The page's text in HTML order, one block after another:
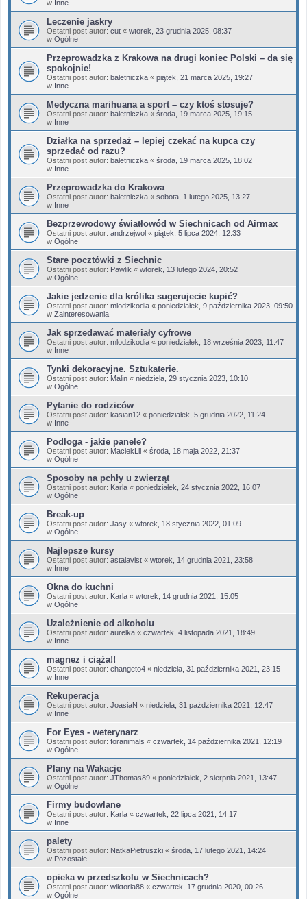
w Inne
Leczenie jaskry
Ostatni post autor: cut « wtorek, 23 grudnia 2025, 08:37
w Ogólne
Przeprowadzka z Krakowa na drugi koniec Polski – da się
spokojnie!
Ostatni post autor: baletniczka « piątek, 21 marca 2025, 19:27
w Inne
Medyczna marihuana a sport – czy ktoś stosuje?
Ostatni post autor: baletniczka « środa, 19 marca 2025, 19:15
w Inne
Działka na sprzedaż – lepiej czekać na kupca czy
sprzedać od razu?
Ostatni post autor: baletniczka « środa, 19 marca 2025, 18:02
w Inne
Przeprowadzka do Krakowa
Ostatni post autor: baletniczka « sobota, 1 lutego 2025, 13:27
w Inne
Bezprzewodowy światłowód w Siechnicach od Airmax
Ostatni post autor: andrzejwol « piątek, 5 lipca 2024, 12:33
w Ogólne
Stare pocztówki z Siechnic
Ostatni post autor: Pawlik « wtorek, 13 lutego 2024, 20:52
w Ogólne
Jakie jedzenie dla królika sugerujecie kupić?
Ostatni post autor: mlodzikodia « poniedziałek, 9 października 2023, 09:50
w Zainteresowania
Jak sprzedawać materiały cyfrowe
Ostatni post autor: mlodzikodia « poniedziałek, 18 września 2023, 11:47
w Inne
Tynki dekoracyjne. Sztukaterie.
Ostatni post autor: Malin « niedziela, 29 stycznia 2023, 10:10
w Ogólne
Pytanie do rodziców
Ostatni post autor: kasian12 « poniedziałek, 5 grudnia 2022, 11:24
w Inne
Podłoga - jakie panele?
Ostatni post autor: MaciekLll « środa, 18 maja 2022, 21:37
w Ogólne
Sposoby na pchły u zwierząt
Ostatni post autor: Karla « poniedziałek, 24 stycznia 2022, 16:07
w Ogólne
Break-up
Ostatni post autor: Jasy « wtorek, 18 stycznia 2022, 01:09
w Ogólne
Najlepsze kursy
Ostatni post autor: astalavist « wtorek, 14 grudnia 2021, 23:58
w Inne
Okna do kuchni
Ostatni post autor: Karla « wtorek, 14 grudnia 2021, 15:05
w Ogólne
Uzależnienie od alkoholu
Ostatni post autor: aurelka « czwartek, 4 listopada 2021, 18:49
w Inne
magnez i ciąża!!
Ostatni post autor: ehangeto4 « niedziela, 31 października 2021, 23:15
w Inne
Rekuperacja
Ostatni post autor: JoasiaN « niedziela, 31 października 2021, 12:47
w Inne
For Eyes - weterynarz
Ostatni post autor: foranimals « czwartek, 14 października 2021, 12:19
w Ogólne
Plany na Wakacje
Ostatni post autor: JThomas89 « poniedziałek, 2 sierpnia 2021, 13:47
w Ogólne
Firmy budowlane
Ostatni post autor: Karla « czwartek, 22 lipca 2021, 14:17
w Inne
palety
Ostatni post autor: NatkaPietruszki « środa, 17 lutego 2021, 14:24
w Pozostałe
opieka w przedszkolu w Siechnicach?
Ostatni post autor: wiktoria88 « czwartek, 17 grudnia 2020, 00:26
w Ogólne